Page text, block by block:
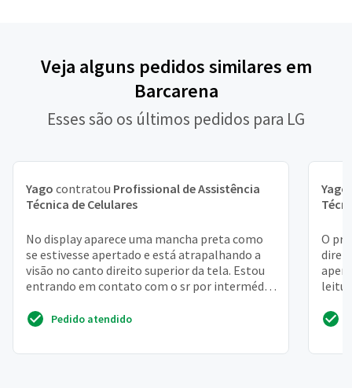
Veja alguns pedidos similares em
Barcarena
Esses são os últimos pedidos para LG
Yago contratou Profissional de Assistência
Técnica de Celulares
No display aparece uma mancha preta como
se estivesse apertado e está atrapalhando a
visão no canto direito superior da tela. Estou
entrando em contato com o sr por intermédio
Pedido atendido
Yago
O